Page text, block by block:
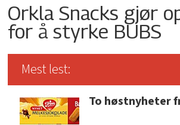
Orkla Snacks gjør
for å styrke BUBS
Mest lest:
To høstnyheter